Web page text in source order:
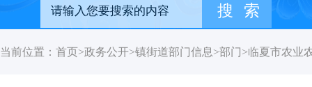
当前位置： 首页>政务公开>镇街道部门信息>部门>临夏市农业